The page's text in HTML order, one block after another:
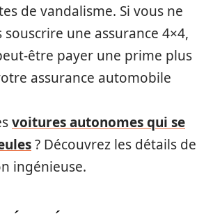
de vandalisme. Si vous ne
souscrire une assurance 4×4,
être payer une prime plus
assurance automobile
voitures autonomes qui se
? Découvrez les détails de
ingénieuse.